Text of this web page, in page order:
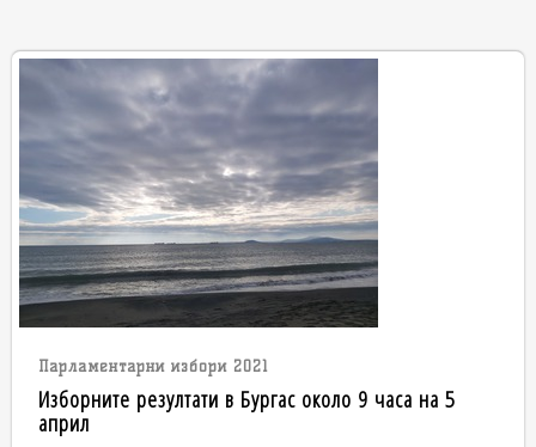
Парламентарни избори 2021
Изборните резултати в Бургас около 9 часа на 5
април